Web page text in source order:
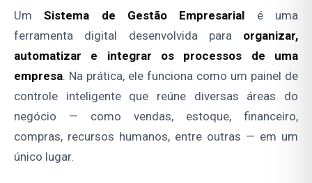
UmSistema de Gestão Empresarial é uma
ferramenta digital desenvolvida para organizar,
automatizar e integrar os processos de uma
empresa. Na prática, ele funciona como um painel de
controle inteligente que reúne diversas áreas do
negócio — como vendas, estoque, financeiro,
compras, recursos humanos, entre outras — em um
único lugar.